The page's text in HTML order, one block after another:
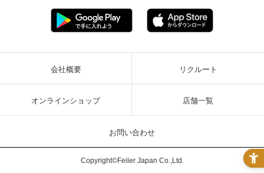
会社概要 リクルート
オンラインショップ 店舗一覧
お問い合わせ
Copyright©Feiler Japan Co.,Ltd.